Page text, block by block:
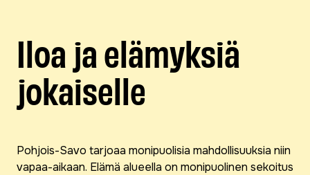
Iloa ja elämyksiä
jokaiselle
Pohjois-Savo tarjoaa monipuolisia mahdollisuuksia niin
vapaa-aikaan. Elämä alueella on monipuolinen sekoitus